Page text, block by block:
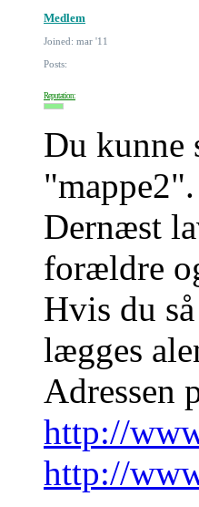
Medlem
Joined: mar '11
Posts:
Reputation:
Du kunne
Dernæst
forældre
Hvis du
lægges
Adressen
http://
http://